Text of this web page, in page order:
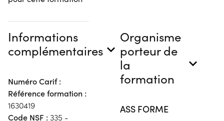
Informations
complémentaires
Numéro Carif :
Référence formation :
1630419
Code NSF : 335 -
Organisme
porteur de
la
formation
ASS FORME